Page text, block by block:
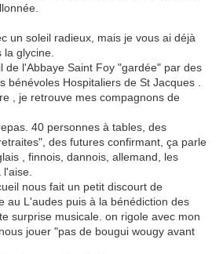
un soleil radieux, mais je vous ai déjà
glycine.
de l'Abbaye Saint Foy "gardée" par des
bénévoles Hospitaliers de St Jacques .
, je retrouve mes compagnons de
40 personnes à tables, des
des futures confirmant, ça parle
, finnois, dannois, allemand, les
nous fait un petit discourt de
au L'audes puis à la bénédiction des
surprise musicale. on rigole avec mon
jouer "pas de bougui wougy avant